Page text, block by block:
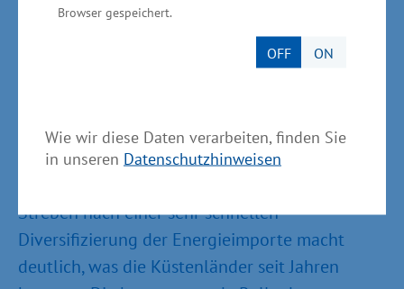
Browser gespeichert.
OFF ON
Wie wir diese Daten verarbeiten, finden Sie
in unseren Datenschutzhinweisen
Tim Cordßen-Ryglewski, Staatsrat bei der
Senatorin für Wissenschaft und Häfen:
„Noch
wichtiger und dringlicher. Die neue
Positionierung der deutschen Außen- und
Streben nach einer sehr schnellen
Diversifizierung der Energieimporte macht
deutlich, was die Küstenländer seit Jahren